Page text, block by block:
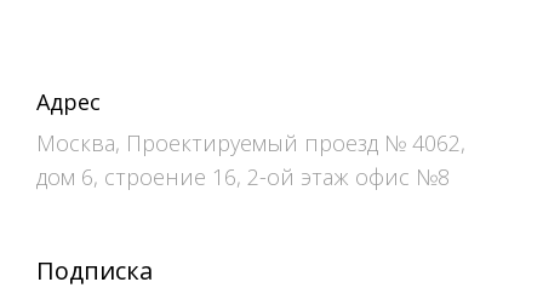
Адрес
Москва, Проектируемый проезд № 4062,
дом 6, строение 16, 2-ой этаж офис №8
Подписка